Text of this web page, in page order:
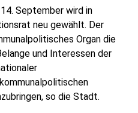
September wird in
neu gewählt. Der
Organ die
und Interessen der
so die Stadt.